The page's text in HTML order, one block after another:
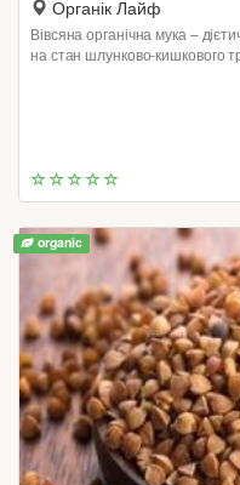
Органік Лайф
Вівсяна органічна мука –
на стан шлунково-кишкового
organic